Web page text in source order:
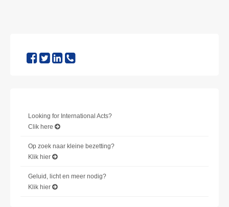
Looking for International Acts?
Clik here
Op zoek naar kleine bezetting?
Klik hier
Geluid, licht en meer nodig?
Klik hier